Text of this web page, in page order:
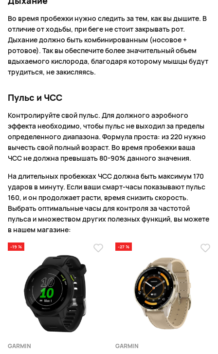
Во время пробежки нужно следить за тем, как вы дышите. В
отличие от ходьбы, при беге не стоит закрывать рот.
Дыхание должно быть комбинированным (носовое +
ротовое). Так вы обеспечите более значительный объем
вдыхаемого кислорода, благодаря которому мышцы будут
трудиться, не закисляясь.
Пульс и ЧСС
Контролируйте свой пульс. Для должного аэробного
эффекта необходимо, чтобы пульс не выходил за пределы
определенного диапазона. Формула проста: из 220 нужно
вычесть свой полный возраст. Во время пробежки ваша
ЧСС не должна превышать 80-90% данного значения.
На длительных пробежках ЧСС должна быть максимум 170
ударов в минуту. Если ваши смарт-часы показывают пульс
160, и он продолжает расти, время снизить скорость.
Выбрать оптимальные часы для контроля за частотой
пульса и множеством других полезных функций, вы можете
в нашем магазине:
-19 %
GARMIN
-27 %
GARMIN